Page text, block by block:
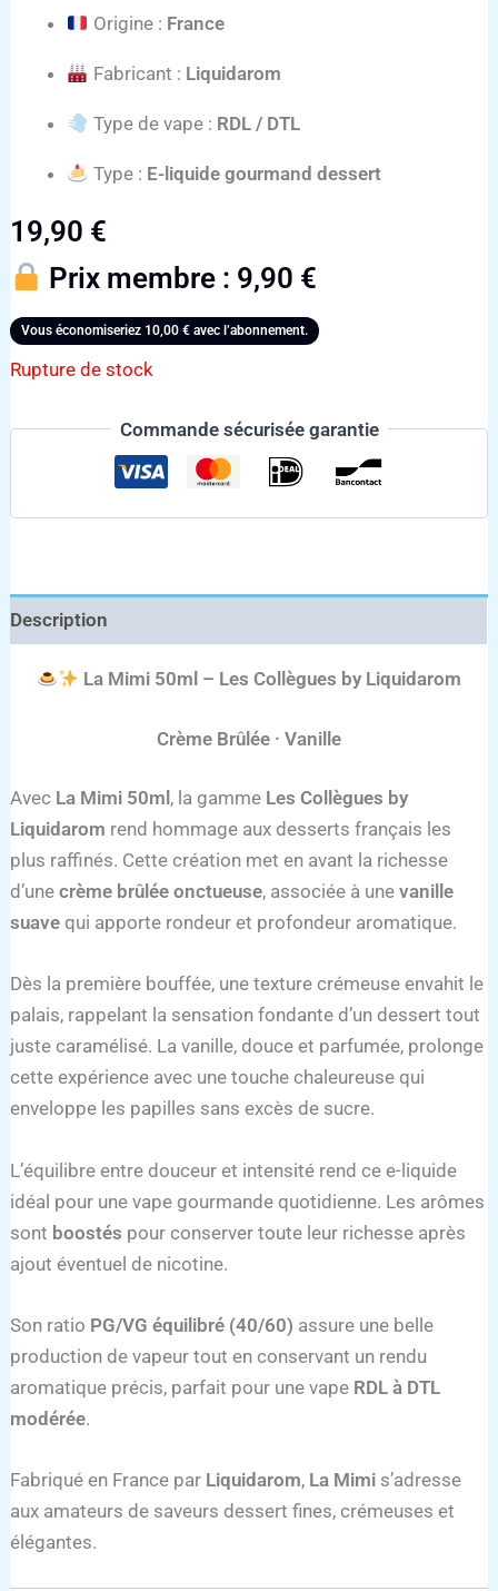
Origine : France
Fabricant : Liquidarom
Type de vape : RDL / DTL
Type : E-liquide gourmand dessert
19,90 €
Prix membre : 9,90 €
Vous économiseriez 10,00€ avec l’abonnement.
Rupture de stock
Commande sécurisée garantie
Description
La Mimi 50ml – Les Collègues by Liquidarom
Crème Brûlée · Vanille
Avec La Mimi 50ml , la gamme Les Collègues by
Liquidarom rend hommage aux desserts français les
plus raffinés. Cette création met en avant la richesse
d’unecrème brûlée onctueuse, associée à unevanille
suave qui apporte rondeur et profondeur aromatique.
Dès la première bouffée, une texture crémeuse envahit le
palais, rappelant la sensation fondante d’un dessert tout
juste caramélisé. La vanille, douce et parfumée, prolonge
cette expérience avec une touche chaleureuse qui
enveloppe les papilles sans excès de sucre.
L’équilibre entre douceur et intensité rend ce e-liquide
idéal pour une vape gourmande quotidienne. Les arômes
sont boostés pour conserver toute leur richesse après
ajout éventuel de nicotine.
Son ratio PG/VG équilibré (40/60) assure une belle
production de vapeur tout en conservant un rendu
aromatique précis, parfait pour une vape RDL à DTL
modérée.
Fabriqué en France par Liquidarom, La Mimi s’adresse
aux amateurs de saveurs dessert fines, crémeuses et
élégantes.